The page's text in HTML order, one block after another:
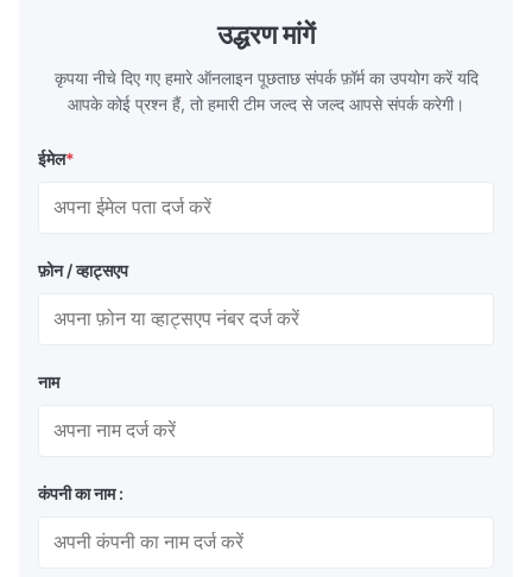
TH620 Standard JIS DIN ASTM GB EN AISI
Product Features High-quality tinplate with
उद्धरण मांगें
कृपया नीचे दिए गए हमारे ऑनलाइन पूछताछ संपर्क फ़ॉर्म का उपयोग करें यदि
आपके कोई प्रश्न हैं, तो हमारी टीम जल्द से जल्द आपसे संपर्क करेगी।
ईमेल*
फ़ोन / व्हाट्सएप
नाम
कंपनी का नाम :